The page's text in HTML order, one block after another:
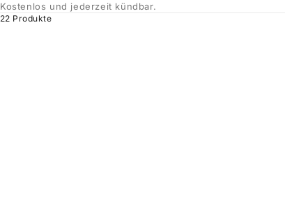
Kostenlos und jederzeit kündbar.
22 Produkte